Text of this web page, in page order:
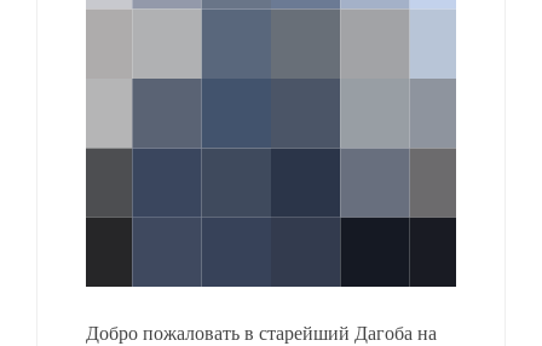
Добро пожаловать в старейший Дагоба на